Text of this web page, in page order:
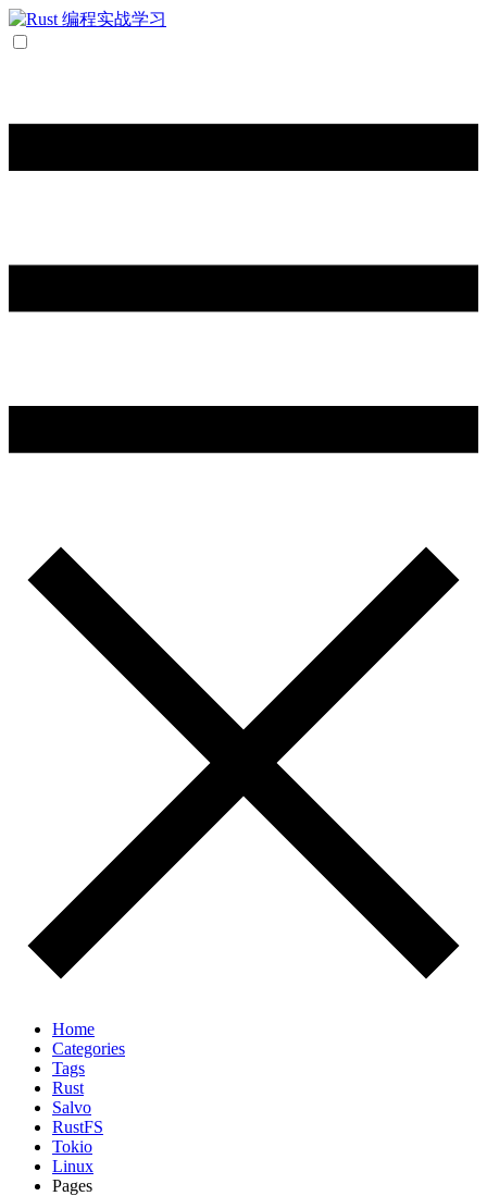
Home
Categories
Tags
Rust
Salvo
RustFS
Tokio
Linux
Pages